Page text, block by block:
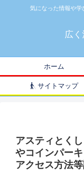
気になった情報や
広く
ホーム
サイトマップ
アスティとく
やコインパー
アクセス方法等